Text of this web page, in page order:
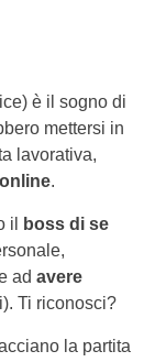
è il sogno di
mettersi in
lavorativa,
.
il
boss di se
ad avere
Ti riconosci?
la partita